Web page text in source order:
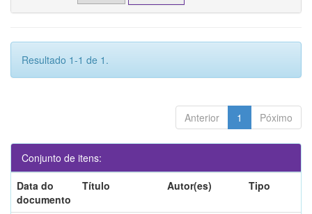
Resultado 1-1 de 1.
Anterior 1 Póximo
Conjunto de itens:
Data do
documento
Título Autor(es) Tipo